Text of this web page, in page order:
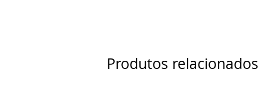
Produtos relacionados